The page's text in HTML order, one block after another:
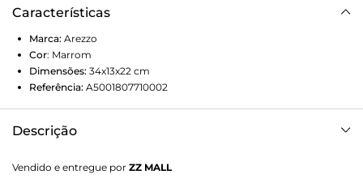
Características
Marca: Arezzo
Cor: Marrom
Dimensões: 34x13x22 cm
Referência: A5001807710002
Descrição
tem formato estruturado e capas com tiras largas em
Vendido e entregue por ZZ MALL